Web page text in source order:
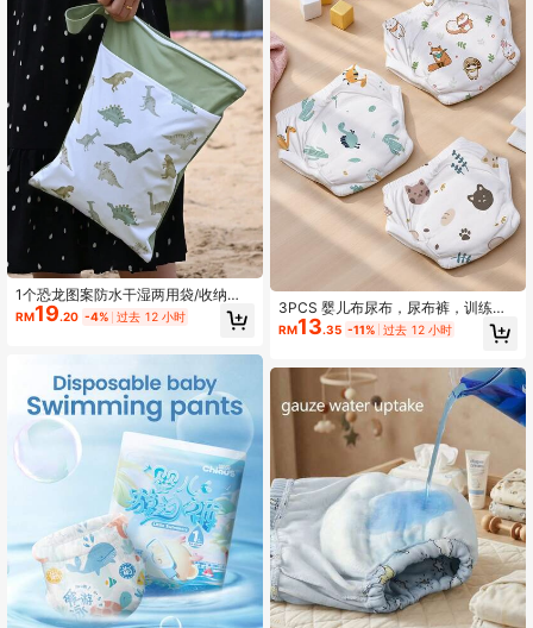
1个恐龙图案防水干湿两用袋/收纳
袋，适用于婴儿尿布、泳衣等湿衣
服，也可用于婴儿洗礼、家庭装饰或
RM19.20 -4% 过去 12 小时
3PCS 婴儿布尿布，尿布裤，训练
裤，学习内裤，可重复使用婴儿游泳
尿布 可调节 易洗 可重复使用游泳尿
宝宝和女宝宝
RM13.35 -11% 过去 12 小时